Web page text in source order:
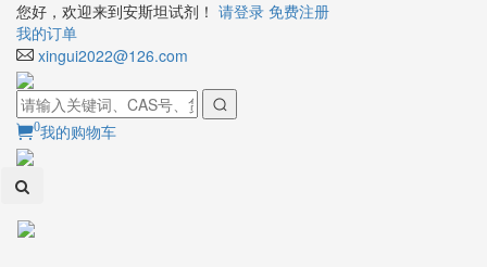
您好，欢迎来到安斯坦试剂！ 请登录 免费注册
我的订单
xingui2022@126.com
0我的购物车